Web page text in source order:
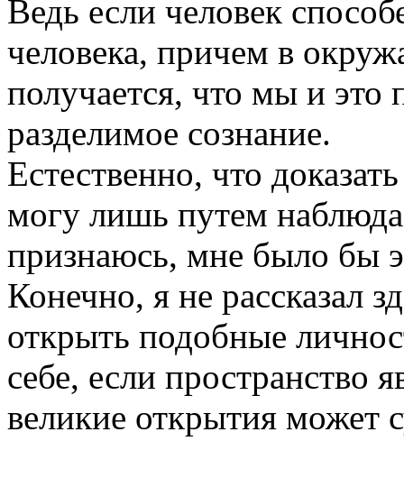
Ведь если человек
человека, причем в
получается, что мы и это
разделимое сознание.
Естественно, что
могу лишь путем
признаюсь, мне было бы
Конечно, я не рассказал
открыть подобные
себе, если пространство
великие открытия может